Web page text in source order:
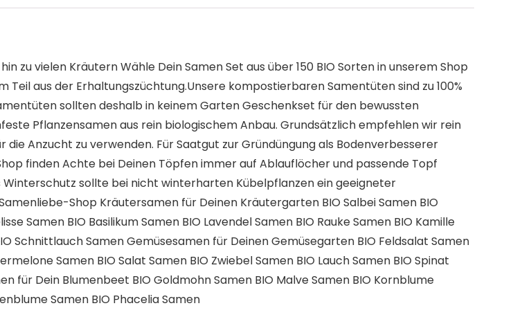
zu vielen Kräutern Wähle Dein Samen Set aus über 150 BIO Sorten in unserem Shop
aus der Erhaltungszüchtung.Unsere kompostierbaren Samentüten sind zu 100%
sollten deshalb in keinem Garten Geschenkset für den bewussten
Pflanzensamen aus rein biologischem Anbau. Grundsätzlich empfehlen wir rein
Anzucht zu verwenden. Für Saatgut zur Gründüngung als Bodenverbesserer
finden Achte bei Deinen Töpfen immer auf Ablauflöcher und passende Topf
sollte bei nicht winterharten Kübelpflanzen ein geeigneter
Shop Kräutersamen für Deinen Kräutergarten BIO Salbei Samen BIO
Samen BIO Basilikum Samen BIO Lavendel Samen BIO Rauke Samen BIO Kamille
Schnittlauch Samen Gemüsesamen für Deinen Gemüsegarten BIO Feldsalat Samen
Samen BIO Salat Samen BIO Zwiebel Samen BIO Lauch Samen BIO Spinat
für Dein Blumenbeet BIO Goldmohn Samen BIO Malve Samen BIO Kornblume
Samen BIO Phacelia Samen